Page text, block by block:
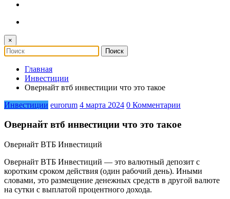
×
Главная
Инвестиции
Овернайт втб инвестиции что это такое
Инвестиции eurorum 4 марта 2024 0 Комментарии
Овернайт втб инвестиции что это такое
Овернайт ВТБ Инвестиций
Овернайт ВТБ Инвестиций — это валютный депозит с
коротким сроком действия (один рабочий день). Иными
словами, это размещение денежных средств в другой валюте
на сутки с выплатой процентного дохода.